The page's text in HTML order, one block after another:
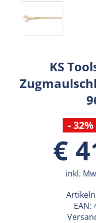
KS
- 32%
€
inkl.
EAN: